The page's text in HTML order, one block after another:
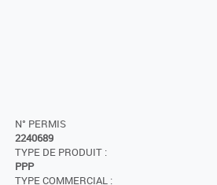
N° PERMIS
2240689
TYPE DE PRODUIT :
PPP
TYPE COMMERCIAL :